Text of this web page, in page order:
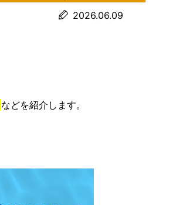
2026.06.09
などを紹介します。